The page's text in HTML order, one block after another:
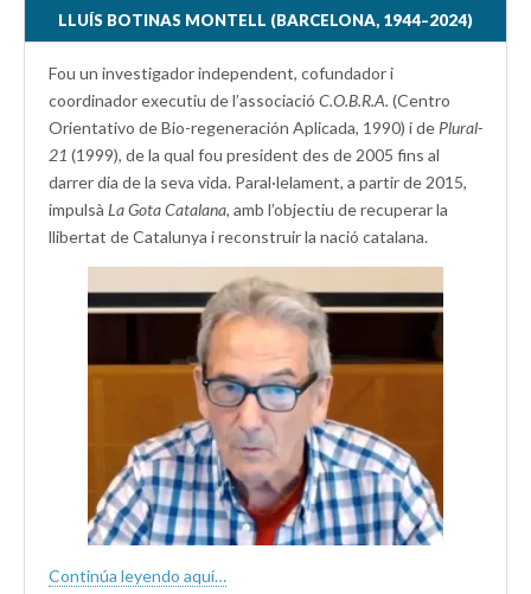
LLUÍS BOTINAS MONTELL (BARCELONA, 1944–2024)
Fou un investigador independent, cofundador i
coordinador executiu de l’associació C.O.B.R.A. (Centro
Orientativo de Bio-regeneración Aplicada, 1990) i de Plural-
21 (1999), de la qual fou president des de 2005 fins al
darrer dia de la seva vida. Paral·lelament, a partir de 2015,
impulsà La Gota Catalana, amb l’objectiu de recuperar la
llibertat de Catalunya i reconstruir la nació catalana.
Continúa leyendo aquí…